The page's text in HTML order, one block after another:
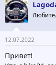
о
р
т
е
м
ы
а
а
ч
л
12.07.2022
Привет!